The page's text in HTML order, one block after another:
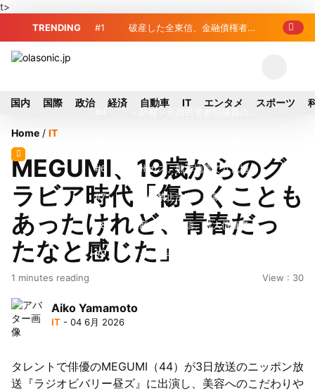
t>
TRENDING #1 破産した全東信、金融債権者リ
の真紀子氏
元社長が取締役に就任—再上場に向け視
界良好
#6 九州ガス、熊本地震で八代地区
のガス供給停止 「2次災害防止」を理
由に
#7 犬猫食禁止法案、維新が各党と
調整 中華料理店の提供に懸念
#8 破産した全東信、最大債権者は
近畿産業信組の219億円 地銀やノンバ
#9 トイレの暑さ対策に最適？ 山善
イト」を試してみた
「全東信」債権者リスト公開、金融機関
国内 国際 政治 経済 自動車 IT エンタメ スポーツ
Home / IT
MEGUMI、19歳からのグ
ラビア時代「傷つくことも
あったけれど、青春だっ
たなと感じた」
1 minutes reading View : 30
Aiko Yamamoto
IT - 04 6月 2026
タレントで俳優のMEGUMI（44）が3日放送のニッポン放
送『ラジオビバリー昼ズ』に出演し、美容へのこだわりや